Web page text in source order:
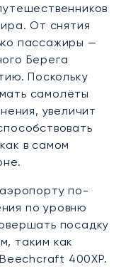
От снятия
пассажиры —
Берега
Поскольку
самолёты
увеличит
в самом
по-
по уровню
посадку
таким как
400XP.